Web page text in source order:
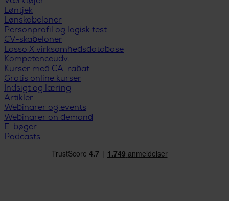
Løntjek
Lønskabeloner
Personprofil og logisk test
CV-skabeloner
Lasso X virksomhedsdatabase
Kompetenceudv.
Kurser med CA-rabat
Gratis online kurser
Indsigt og læring
Artikler
Webinarer og events
Webinarer on demand
E-bøger
Podcasts